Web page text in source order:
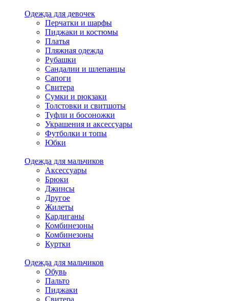
Одежда для девочек
Перчатки и шарфы
Пиджаки и костюмы
Платья
Пляжная одежда
Рубашки
Сандалии и шлепанцы
Сапоги
Свитера
Сумки и рюкзаки
Толстовки и свитшоты
Туфли и босоножки
Украшения и аксессуары
Футболки и топы
Юбки
Одежда для мальчиков
Аксессуары
Брюки
Джинсы
Другое
Жилеты
Кардиганы
Комбинезоны
Комбинезоны
Куртки
Одежда для мальчиков
Обувь
Пальто
Пиджаки
Свитера